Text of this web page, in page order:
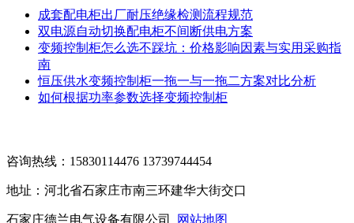
成套配电柜出厂耐压绝缘检测流程规范
双电源自动切换配电柜不间断供电方案
变频控制柜怎么选不踩坑：价格影响因素与实用采购指
南
恒压供水变频控制柜一拖一与一拖二方案对比分析
如何根据功率参数选择变频控制柜
咨询热线：15830114476 13739744454
地址：河北省石家庄市南三环建华大街交口
石家庄德兰电气设备有限公司 网站地图